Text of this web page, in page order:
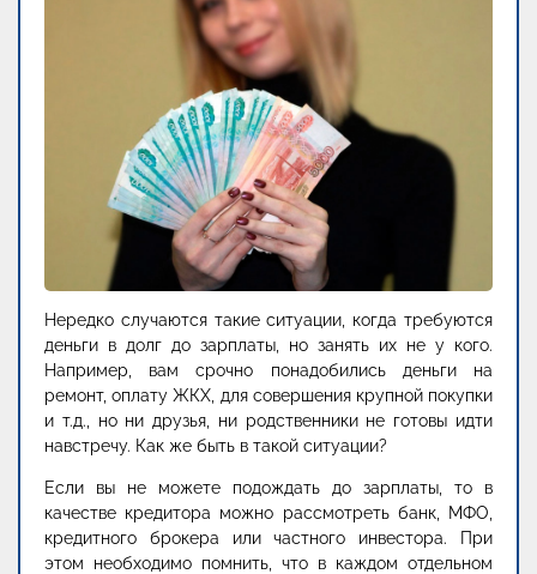
Нередко случаются такие ситуации, когда требуются
деньги в долг до зарплаты, но занять их не у кого.
Например, вам срочно понадобились деньги на
ремонт, оплату ЖКХ, для совершения крупной покупки
и т.д., но ни друзья, ни родственники не готовы идти
навстречу. Как же быть в такой ситуации?
Если вы не можете подождать до зарплаты, то в
качестве кредитора можно рассмотреть банк, МФО,
кредитного брокера или частного инвестора. При
этом необходимо помнить, что в каждом отдельном